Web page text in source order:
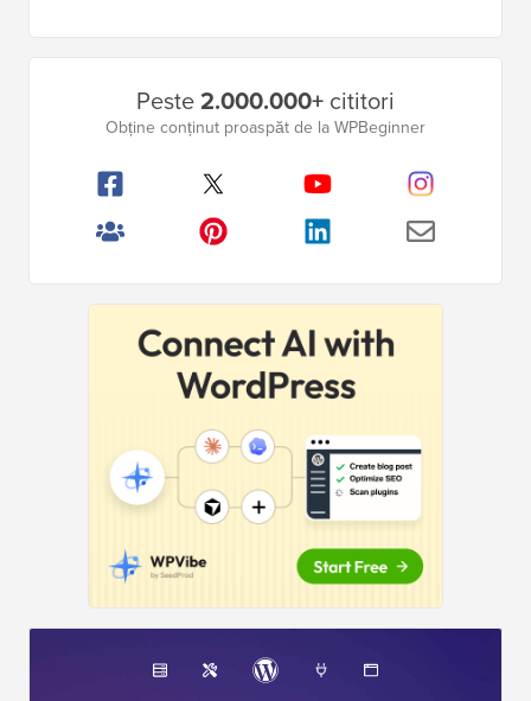
laterală
principală
Peste2.000.000+ cititori
Obține conținut proaspăt de la WPBeginner